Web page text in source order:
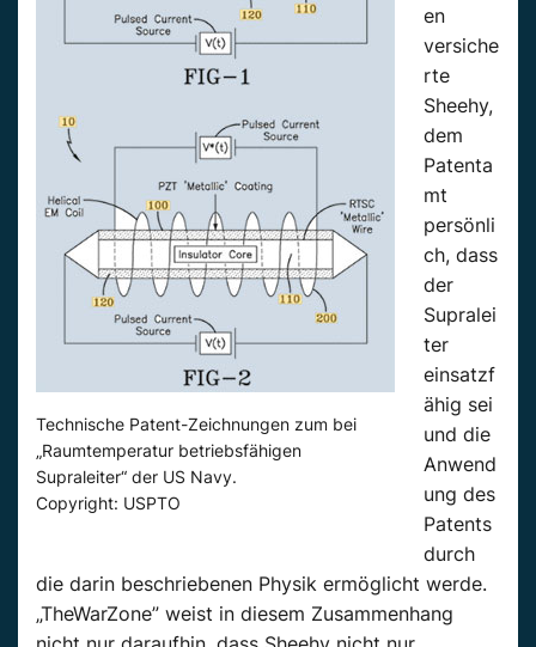
Technische Patent-Zeichnungen zum bei
„Raumtemperatur betriebsfähigen
Supraleiter“ der US Navy.
Copyright: USPTO
en
versiche
rte
Sheehy,
dem
Patenta
mt
persönli
ch, dass
der
Supralei
ter
einsatzf
ähig sei
und die
Anwend
ung des
Patents
durch
die darin beschriebenen Physik ermöglicht werde.
„TheWarZone” weist in diesem Zusammenhang